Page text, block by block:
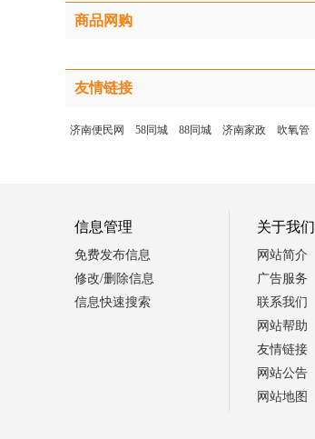
商品网购
友情链接
济南便民网 58同城 88同城 济南家政 吹氧管
信息管理
免费发布信息
修改/删除信息
信息快速搜索
关于我们
网站简介
广告服务
联系我们
网站帮助
友情链接
网站公告
网站地图